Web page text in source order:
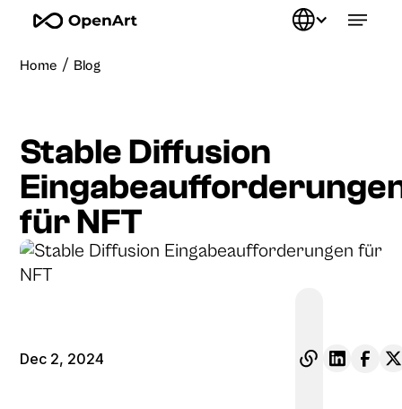
Home / Blog
Stable Diffusion
für NFT
Dec 2, 2024